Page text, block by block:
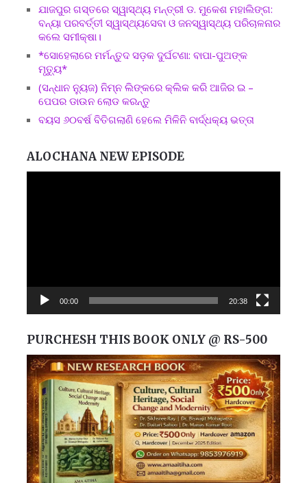
ଯାଜପୁର ଗସ୍ତରେ ସ୍ୱାସ୍ଥ୍ୟ ମନ୍ତ୍ରୀ ଡ. ମୁକେଶ ମହାଲିଙ୍ଗ:
ବନ୍ୟା ପରବର୍ତ୍ତୀ ସ୍ୱାସ୍ଥ୍ୟସେବା ଓ ଜନସ୍ୱାସ୍ଥ୍ୟ ପରିଚାଳନାର
କଲେ ସମୀକ୍ଷା।
*ସୋହେଲାରେ ମର୍ମନ୍ତୁଦ ସଡ଼କ ଦୁର୍ଘଟଣା: ବାପା-ପୁଅଙ୍କ
ମୃତ୍ୟୁ*
(ସନ୍ଧାନ ନ୍ୟୁଜ) ନିମ୍ନ ଲିଙ୍କରେ କ୍ଲିକ କରି ଆଜିର ଇ –
ପେପର ଡାଉନ ଲୋଡ କରନ୍ତୁ
ବୟସ ୬୦ବର୍ଷ ବିତିଗଲାଣି ହେଲେ ମିଳିନି ବାର୍ଦ୍ଧକ୍ୟ ଭତ୍ତା
ALOCHANA NEW EPISODE
00:00 20:38
PURCHESH THIS BOOK ONLY @ RS-500